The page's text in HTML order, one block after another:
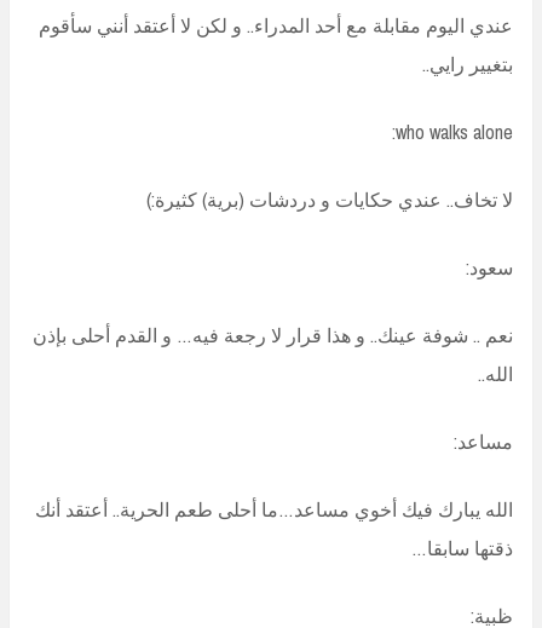
عندي اليوم مقابلة مع أحد المدراء.. و لكن لا أعتقد أنني سأقوم
بتغيير رايي..
who walks alone:
لا تخاف.. عندي حكايات و دردشات (برية) كثيرة:)
سعود:
نعم .. شوفة عينك.. و هذا قرار لا رجعة فيه… و القدم أحلى بإذن
الله..
مساعد:
الله يبارك فيك أخوي مساعد…ما أحلى طعم الحرية.. أعتقد أنك
ذقتها سابقا…
ظبية: